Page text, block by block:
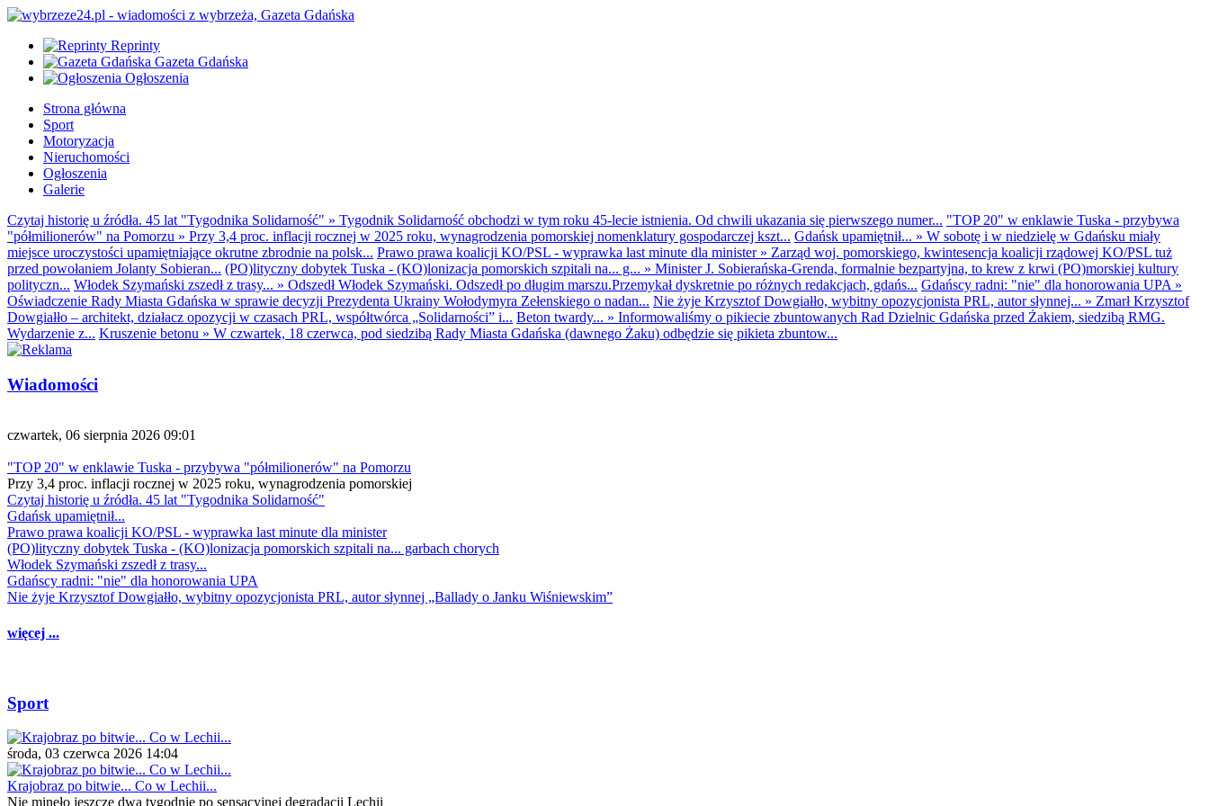
Reprinty
Gazeta Gdańska
Ogłoszenia
Strona główna
Sport
Motoryzacja
Nieruchomości
Ogłoszenia
Galerie
Czytaj historię u źródła. 45 lat "Tygodnika Solidarność" » Tygodnik Solidarność obchodzi w tym roku 45-lecie istnienia. Od chwili ukazania się pierwszego numer... "TOP 20" w enklawie Tuska - przybywa
"półmilionerów" na Pomorzu » Przy 3,4 proc. inflacji rocznej w 2025 roku, wynagrodzenia pomorskiej nomenklatury gospodarczej kszt... Gdańsk upamiętnił... » W sobotę i w niedzielę w Gdańsku miały
miejsce uroczystości upamiętniające okrutne zbrodnie na polsk... Prawo prawa koalicji KO/PSL - wyprawka last minute dla minister» Zarząd woj. pomorskiego, kwintesencja koalicji rządowej KO/PSL tuż
przed powołaniem Jolanty Sobieran... (PO)lityczny dobytek Tuska - (KO)lonizacja pomorskich szpitali na... g... » Minister J. Sobierańska-Grenda, formalnie bezpartyjna, to krew z krwi (PO)morskiej kultury
polityczn... Włodek Szymański zszedł z trasy... » Odszedł Włodek Szymański. Odszedł po długim marszu.Przemykał dyskretnie po różnych redakcjach, gdańs... Gdańscy radni: "nie" dla honorowania UPA »
Oświadczenie Rady Miasta Gdańska w sprawie decyzji Prezydenta Ukrainy Wołodymyra Zełenskiego o nadan... Nie żyje Krzysztof Dowgiałło, wybitny opozycjonista PRL, autor słynnej... » Zmarł Krzysztof
Dowgiałło – architekt, działacz opozycji w czasach PRL, współtwórca „Solidarności” i... Beton twardy... » Informowaliśmy o pikiecie zbuntowanych Rad Dzielnic Gdańska przed Żakiem, siedzibą RMG.
Wydarzenie z... Kruszenie betonu » W czwartek, 18 czerwca, pod siedzibą Rady Miasta Gdańska (dawnego Żaku) odbędzie się pikieta zbuntow...
Wiadomości
czwartek, 06 sierpnia 2026 09:01
"TOP 20" w enklawie Tuska - przybywa "półmilionerów" na Pomorzu
Przy 3,4 proc. inflacji rocznej w 2025 roku, wynagrodzenia pomorskiej
Czytaj historię u źródła. 45 lat "Tygodnika Solidarność"
Gdańsk upamiętnił...
Prawo prawa koalicji KO/PSL - wyprawka last minute dla minister
(PO)lityczny dobytek Tuska - (KO)lonizacja pomorskich szpitali na... garbach chorych
Włodek Szymański zszedł z trasy...
Gdańscy radni: "nie" dla honorowania UPA
Nie żyje Krzysztof Dowgiałło, wybitny opozycjonista PRL, autor słynnej „Ballady o Janku Wiśniewskim”
więcej ...
Sport
środa, 03 czerwca 2026 14:04
Krajobraz po bitwie... Co w Lechii...
Nie minęło jeszcze dwa tygodnie po sensacyjnej degradacji Lechii